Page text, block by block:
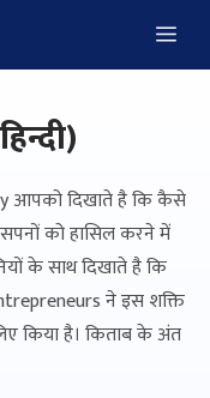
आपको दिखाते है कि कैसे
को हासिल करने में
के साथ दिखाते है कि
ने इस शक्ति
किया है। किताब के अंत